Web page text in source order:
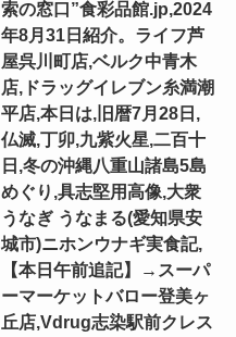
索の窓口”食彩品館.jp,2024
年8月31日紹介。ライフ芦
屋呉川町店,ベルク中青木
店,ドラッグイレブン糸満潮
平店,本日は,旧暦7月28日,
仏滅,丁卯,九紫火星,二百十
日,冬の沖縄八重山諸島5島
めぐり,具志堅用高像,大衆
うなぎ うなまる(愛知県安
城市)ニホンウナギ実食記,
【本日午前追記】→スーパ
ーマーケットバロー登美ヶ
丘店,Vdrug志染駅前クレス